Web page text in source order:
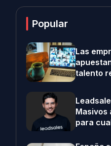
Popular
Las
talento
Masivos
para